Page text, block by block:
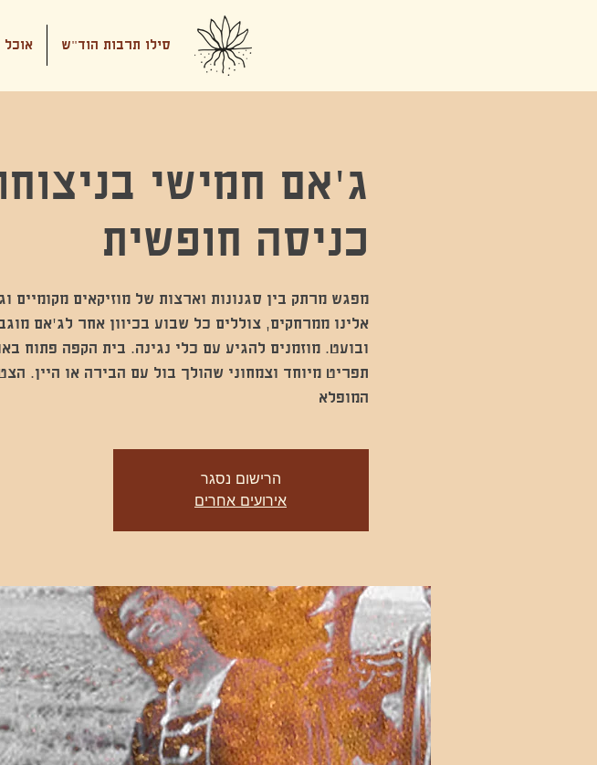
סילו תרבות הוד"ש אוכל
ג'אם חמישי
כניסה חופשית
מפגש מרתק בין סגנונות וארצות של מוזיקאים מקומיים
אלינו ממרחקים, צוללים כל שבוע בכיוון אחר לג'אם
ובועט. מוזמנים להגיע עם כלי נגינה. בית הקפה פתוח
תפריט מיוחד וצמחוני שהולך בול עם הבירה או היין.
המופלא
הרישום נסגר
אירועים אחרים